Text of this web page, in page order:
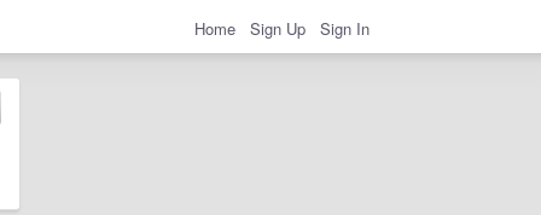
Home Sign Up Sign In